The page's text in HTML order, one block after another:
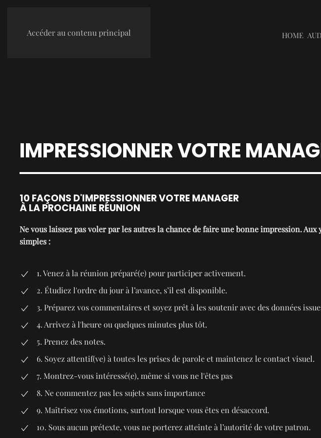
Accéder au contenu principal HOME
IMPRESSIONNER VOTRE
10 FAÇONS D'IMPRESSIONNER VOTRE MANAGER
À LA PROCHAINE RÉUNION
Ne vous laissez pas voler par les autres la chance de faire une bonne impression.
simples :
1. Venez à la réunion préparé(e) pour participer activement.
2. Étudiez l'ordre du jour à l’avance, s’il est disponible.
3. Préparez vos commentaires et soyez prêt à les soutenir avec des données
4. Arrivez à l'heure ou quelques minutes plus tôt.
5. Prenez des notes.
6. Soyez attentif(ve) à toutes les prises de parole et maintenez le contact visuel.
7. Montrez-vous intéressé(e), même si vous ne l'êtes pas
8. Ne commentez pas les sujets sans importance
9. Maîtrisez vos émotions, surtout lorsque vous êtes en désaccord.
10. Sous aucun prétexte, vous ne porterez atteinte à l’autorité de votre patron.